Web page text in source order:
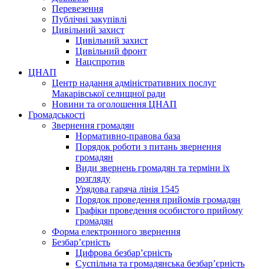
Перевезення
Публічні закупівлі
Цивільний захист
Цивільний захист
Цивільний фронт
Нацспротив
ЦНАП
Центр надання адміністративних послуг
Макарівської селищної ради
Новини та оголошення ЦНАП
Громадськості
Звернення громадян
Нормативно-правова база
Порядок роботи з питань звернення
громадян
Види звернень громадян та терміни їх
розгляду
Урядова гаряча лінія 1545
Порядок проведення прийомів громадян
Графіки проведення особистого прийому
громадян
Форма електронного звернення
Безбар’єрність
Цифрова безбар’єрність
Суспільна та громадянська безбар’єрність